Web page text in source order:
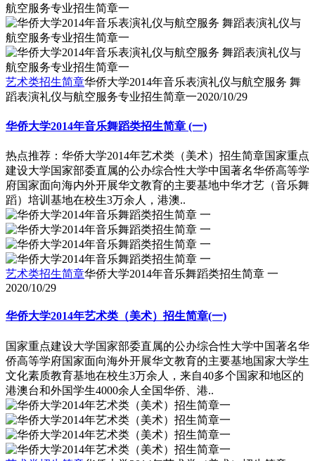
艺术类招生简章华侨大学2014年音乐表演礼仪与航空服务 舞
蹈表演礼仪与航空服务专业招生简章一2020/10/29
华侨大学2014年音乐舞蹈类招生简章 (一)
热点推荐：华侨大学2014年艺术类（美术）招生简章国家重点
建设大学国家部委直属的公办综合性大学中国著名华侨高等学
府国家面向海内外开展华文教育的主要基地中华才艺（音乐舞
蹈）培训基地在校生3万余人，港澳..
艺术类招生简章华侨大学2014年音乐舞蹈类招生简章 一
2020/10/29
华侨大学2014年艺术类（美术）招生简章(一)
国家重点建设大学国家部委直属的公办综合性大学中国著名华
侨高等学府国家面向海外开展华文教育的主要基地国家大学生
文化素质教育基地在校生3万余人，来自40多个国家和地区的
港澳台和外国学生4000余人全国华侨、港..